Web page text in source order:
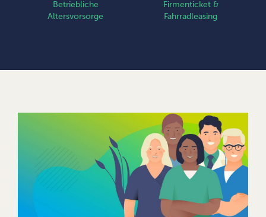
Betriebliche
Altersvorsorge
Firmenticket &
Fahrradleasing